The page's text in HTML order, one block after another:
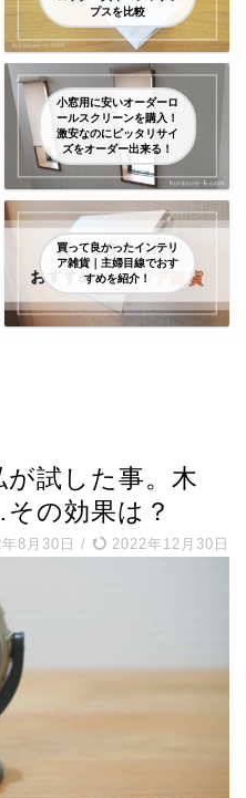
プスを比較
小窓用に安いオーダーロ
ールスクリーンを購入！
激安なのにピッタリサイ
ズをオーダー出来る！
買って良かったインテリ
ア雑貨｜主婦目線でおす
すめを紹介！
試した事。木
の効果は？
8月30日 / 2022年12月30日